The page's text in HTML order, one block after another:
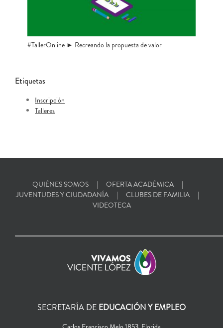
#TallerOnline ► Recreando la propuesta de valor
Etiquetas
Inscripción
Talleres
QUIÉNES SOMOS
OFERTA ACADÉMICA
JUVENTUDES Y CIUDADANÍA
CLUBES DE FAMILIA
VIDEOTECA
SECRETARÍA DE EDUCACIÓN Y EMPLEO